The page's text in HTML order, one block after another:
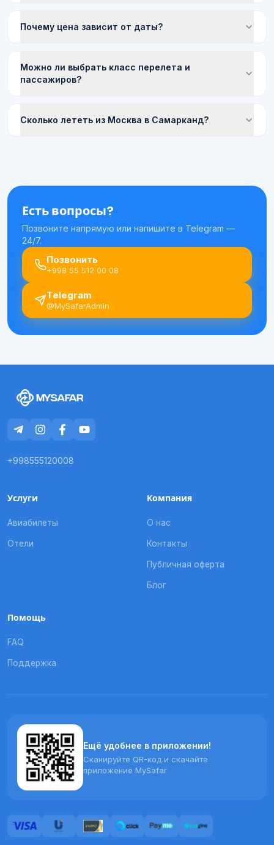
Почему цена зависит от даты?
Можно ли выбрать класс перелета и
пассажиров?
Сколько лететь из Москва в Самарканд?
Есть вопросы?
Позвоните напрямую или напишите в Telegram —
24/7.
Позвонить
+998 55 512 00 08
Telegram
@MySafarAdmin
+998555120008
Услуги
Авиабилеты
Отели
Компания
О нас
Контакты
Публичная оферта
Блог
Помощь
FAQ
Поддержка
Ещё удобнее в приложении!
Сканируйте QR-код и скачайте
приложение MySafar